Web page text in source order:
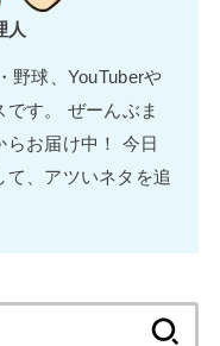
人
野球、YouTuberや
す。 ぜーんぶま
らお届け中！ 今日
て、アツいネタを追